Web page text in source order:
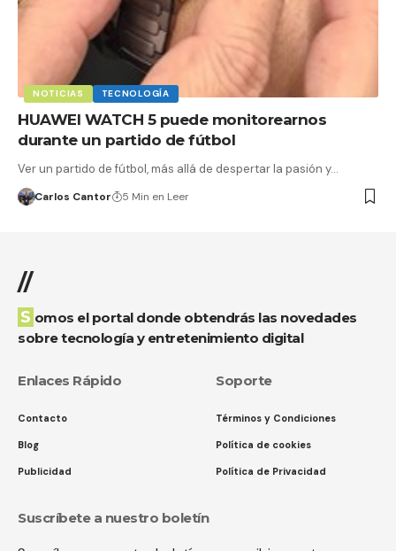
NOTICIAS TECNOLOGÍA
HUAWEI WATCH 5 puede monitorearnos
durante un partido de fútbol
Ver un partido de fútbol, más allá de despertar la pasión y…
Carlos Cantor 5 Min en Leer
//
Somos el portal donde obtendrás las novedades
sobre tecnología y entretenimiento digital
Enlaces Rápido
Contacto
Blog
Publicidad
Soporte
Términos y Condiciones
Política de cookies
Política de Privacidad
Suscríbete a nuestro boletín